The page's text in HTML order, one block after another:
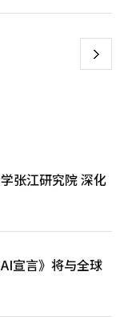
障碍（G47）和非器
24%，创近5年来最
调查显示，韩国成
眠时间仅约5小时
建议的7至8小时标
表示，每周至少一次
眠问题已
慢性压力等心理健
觉社会”的特征表现
多动障碍（ADHD）
7类处方药用于非医
），其中，ADHD
去6个月曾服用相
超过20次，呈现出
下
张江研究院 深化
宣言》将与全球